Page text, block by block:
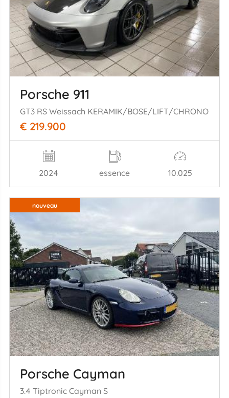
Porsche 911
GT3 RS Weissach KERAMIK/BOSE/LIFT/CHRONO
€ 219.900
2024 essence 10.025
nouveau
Porsche Cayman
3.4 Tiptronic Cayman S